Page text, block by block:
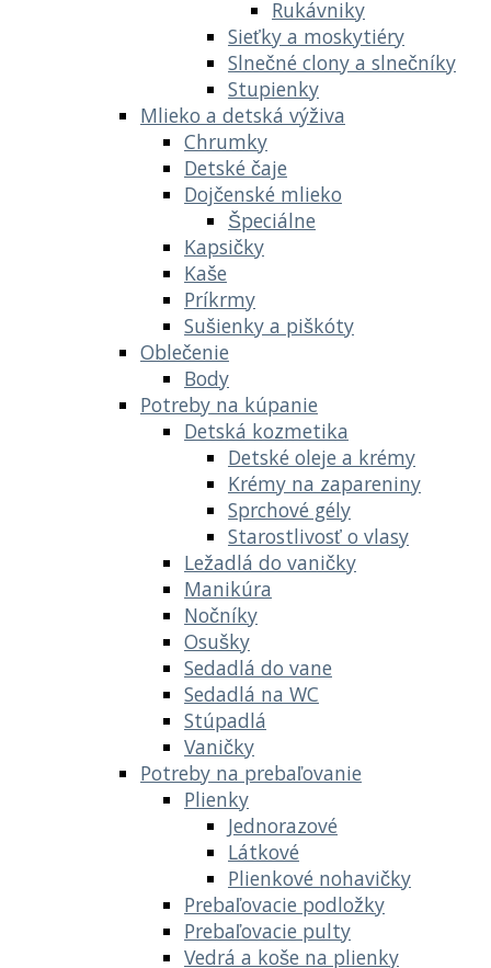
Rukávniky
Sieťky a moskytiéry
Slnečné clony a slnečníky
Stupienky
Mlieko a detská výživa
Chrumky
Detské čaje
Dojčenské mlieko
Špeciálne
Kapsičky
Kaše
Príkrmy
Sušienky a piškóty
Oblečenie
Body
Potreby na kúpanie
Detská kozmetika
Detské oleje a krémy
Krémy na zapareniny
Sprchové gély
Starostlivosť o vlasy
Ležadlá do vaničky
Manikúra
Nočníky
Osušky
Sedadlá do vane
Sedadlá na WC
Stúpadlá
Vaničky
Potreby na prebaľovanie
Plienky
Jednorazové
Látkové
Plienkové nohavičky
Prebaľovacie podložky
Prebaľovacie pulty
Vedrá a koše na plienky